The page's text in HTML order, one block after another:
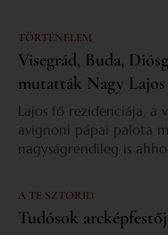
TÖRTÉNELEM
Visegrád, Buda,
mutatták Nagy
Lajos fő rezidenciája, a
avignoni pápai palota
nagyságrendileg is
A TE SZTORID
Tudósok